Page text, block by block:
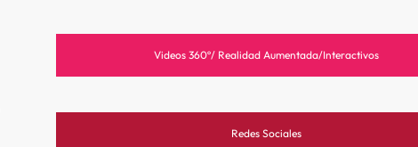
Videos 360º/ Realidad Aumentada/Interactivos
Redes Sociales